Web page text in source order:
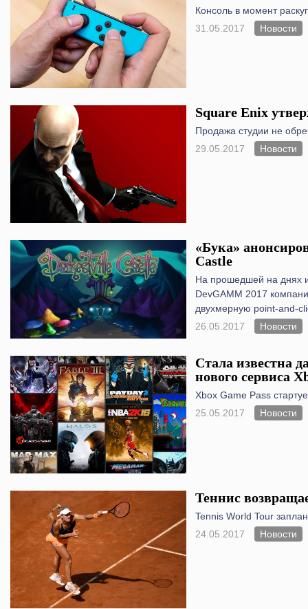
Консоль в момент
31.05.2017
Новости
Square Enix
Продажа студии не
29.05.2017
Новости
«Бука»
Castle
На прошедшей на днях
DevGAMM 2017
двухмерную point-and-
26.05.2017
Новости
Стала известна
нового сервиса
Xbox Game Pass
25.05.2017
Новости
Теннис
Tennis World Tour
24.05.2017
Новости